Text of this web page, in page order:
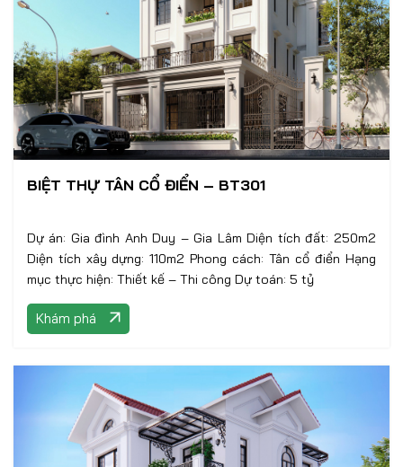
BIỆT THỰ TÂN CỔ ĐIỂN – BT301
Dự án: Gia đình Anh Duy – Gia Lâm Diện tích đất: 250m2
Diện tích xây dựng: 110m2 Phong cách: Tân cổ điển Hạng
mục thực hiện: Thiết kế – Thi công Dự toán: 5 tỷ
Khám phá